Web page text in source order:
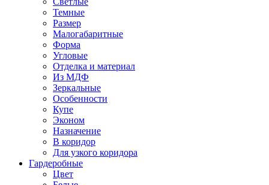
Темные
Размер
Малогабаритные
Форма
Угловые
Отделка и материал
Из МДФ
Зеркальные
Особенности
Купе
Эконом
Назначение
В коридор
Для узкого коридора
Гардеробные
Цвет